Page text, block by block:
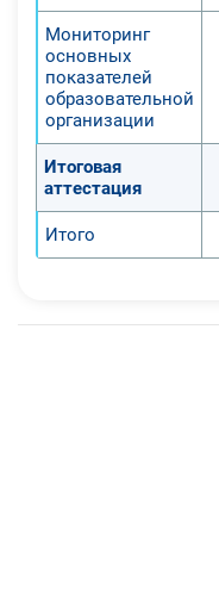
Мониторинг
основных
показателей
образовательной
организации
Итоговая
аттестация
Итого